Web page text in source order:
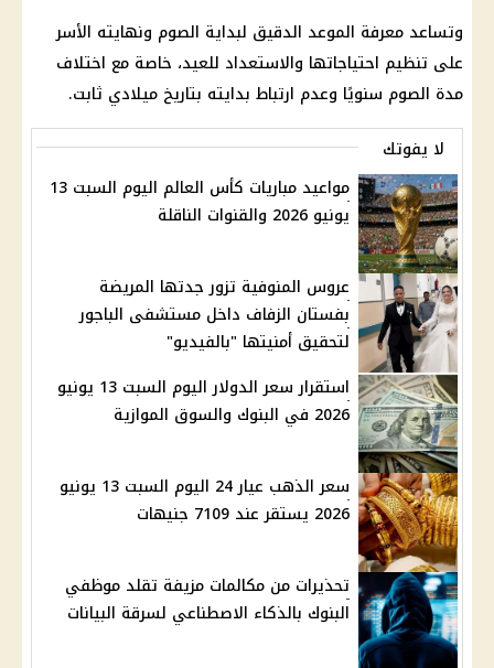
وتساعد معرفة الموعد الدقيق لبداية الصوم ونهايته الأسر
على تنظيم احتياجاتها والاستعداد للعيد، خاصة مع اختلاف
مدة الصوم سنويًا وعدم ارتباط بدايته بتاريخ ميلادي ثابت.
لا يفوتك
مواعيد مباريات كأس العالم اليوم السبت 13
يونيو 2026 والقنوات الناقلة
عروس المنوفية تزور جدتها المريضة
بفستان الزفاف داخل مستشفى الباجور
لتحقيق أمنيتها "بالفيديو"
استقرار سعر الدولار اليوم السبت 13 يونيو
2026 في البنوك والسوق الموازية
سعر الذهب عيار 24 اليوم السبت 13 يونيو
2026 يستقر عند 7109 جنيهات
تحذيرات من مكالمات مزيفة تقلد موظفي
البنوك بالذكاء الاصطناعي لسرقة البيانات